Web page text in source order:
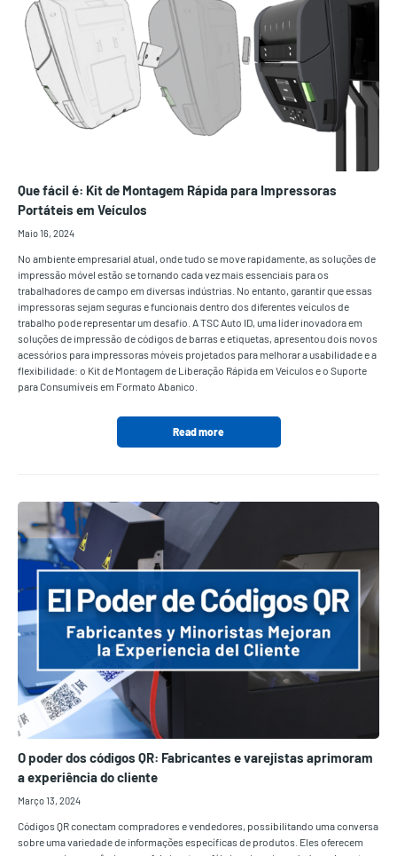
Que fácil é: Kit de Montagem Rápida para Impressoras
Portáteis em Veículos
Maio 16, 2024
No ambiente empresarial atual, onde tudo se move rapidamente, as soluções de
impressão móvel estão se tornando cada vez mais essenciais para os
trabalhadores de campo em diversas indústrias. No entanto, garantir que essas
impressoras sejam seguras e funcionais dentro dos diferentes veículos de
trabalho pode representar um desafio. A TSC Auto ID, uma líder inovadora em
soluções de impressão de códigos de barras e etiquetas, apresentou dois novos
acessórios para impressoras móveis projetados para melhorar a usabilidade e a
flexibilidade: o Kit de Montagem de Liberação Rápida em Veículos e o Suporte
para Consumíveis em Formato Abanico.
Read more
O poder dos códigos QR: Fabricantes e varejistas aprimoram
a experiência do cliente
Março 13, 2024
Códigos QR conectam compradores e vendedores, possibilitando uma conversa
sobre uma variedade de informações específicas de produtos. Eles oferecem